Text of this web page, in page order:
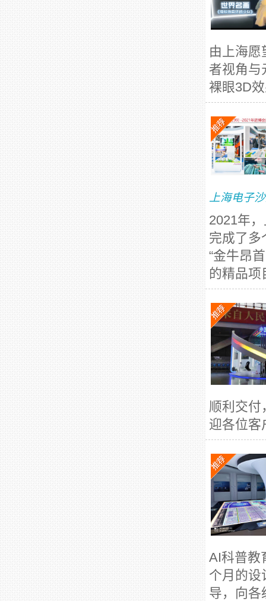
由上海
者视角与
裸眼3D
上海电子
2021年
完成了多
“金牛昂
的精品项
顺利交付
迎各位客
AI科普教
个月的设
导，向各